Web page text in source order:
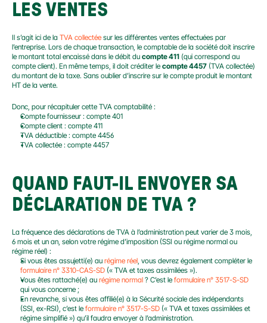
LES VENTES
Il s’agit ici de la TVA collectée sur les différentes ventes effectuées par
l’entreprise. Lors de chaque transaction, le comptable de la société doit inscrire
le montant total encaissé dans le débit du compte 411 (qui correspond au
compte client). En même temps, il doit créditer le compte 4457 (TVA collectée)
du montant de la taxe. Sans oublier d’inscrire sur le compte produit le montant
HT de la vente.
Donc, pour récapituler cette TVA comptabilité :
Compte fournisseur : compte 401
Compte client : compte 411
TVA déductible : compte 4456
TVA collectée : compte 4457
QUAND FAUT-IL ENVOYER SA
DÉCLARATION DE TVA ?
La fréquence des déclarations de TVA à l’administration peut varier de 3 mois,
6 mois et un an, selon votre régime d’imposition (SSI ou régime normal ou
régime réel) :
Si vous êtes assujetti(e) au régime réel
formulaire n° 3310-CAS-SD (« TVA et taxes assimilées »).
Vous êtes rattaché(e) au régime normal ? C’est le formulaire n° 3517-S-SD
qui vous concerne ;
En revanche, si vous êtes affilié(e) à la Sécurité sociale des indépendants
(SSI, ex-RSI), c’est le formulaire n° 3517-S-SD (« TVA et taxes assimilées et
régime simplifié ») qu’il faudra envoyer à l’administration.